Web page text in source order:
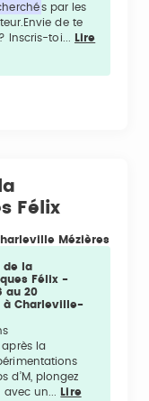
s par les
de te
Inscris-toi...
Lire
Félix
Mézières
de la
Félix -
au 20
à Charleville-
après la
d’M, plongez
avec un...
Lire